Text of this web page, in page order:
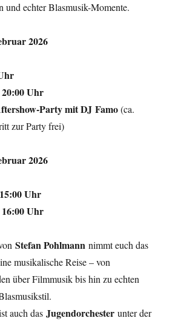
und echter Blasmusik-Momente.
2026
20:00 Uhr
Party mit DJ Famo(ca.
zur Party frei)
2026
Uhr
16:00 Uhr
Stefan Pohlmann nimmt euch das
musikalische Reise – von
über Filmmusik bis hin zu echten
auch dasJugendorchester unter der